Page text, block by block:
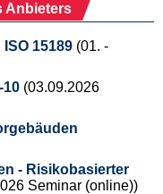
Anbieters
15189 (01. -
10 (03.09.2026
- Risikobasierter
Seminar (online))